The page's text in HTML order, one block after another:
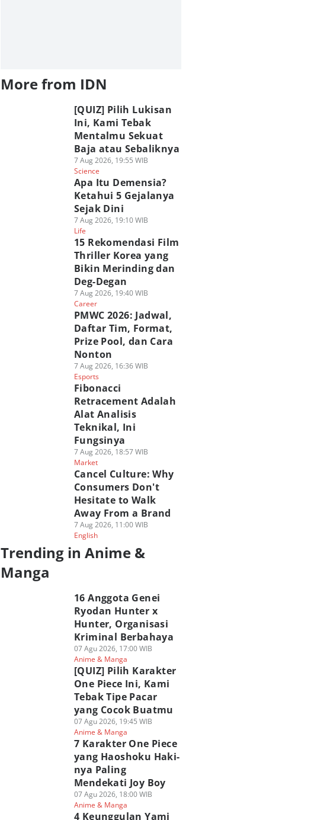
More from IDN
[QUIZ] Pilih Lukisan
Ini, Kami Tebak
Mentalmu Sekuat
Baja atau Sebaliknya
7 Aug 2026, 19:55 WIB
Science
Apa Itu Demensia?
Ketahui 5 Gejalanya
Sejak Dini
7 Aug 2026, 19:10 WIB
Life
15 Rekomendasi Film
Thriller Korea yang
Bikin Merinding dan
Deg-Degan
7 Aug 2026, 19:40 WIB
Career
PMWC 2026: Jadwal,
Daftar Tim, Format,
Prize Pool, dan Cara
Nonton
7 Aug 2026, 16:36 WIB
Esports
Fibonacci
Retracement Adalah
Alat Analisis
Teknikal, Ini
Fungsinya
7 Aug 2026, 18:57 WIB
Market
Cancel Culture: Why
Consumers Don't
Hesitate to Walk
Away From a Brand
7 Aug 2026, 11:00 WIB
English
Trending in Anime &
Manga
16 Anggota Genei
Ryodan Hunter x
Hunter, Organisasi
Kriminal Berbahaya
07 Agu 2026, 17:00 WIB
Anime & Manga
[QUIZ] Pilih Karakter
One Piece Ini, Kami
Tebak Tipe Pacar
yang Cocok Buatmu
07 Agu 2026, 19:45 WIB
Anime & Manga
7 Karakter One Piece
yang Haoshoku Haki-
nya Paling
Mendekati Joy Boy
07 Agu 2026, 18:00 WIB
Anime & Manga
4 Keunggulan Yami